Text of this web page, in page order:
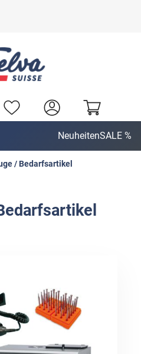
NeuheitenSALE %
/ Bedarfsartikel